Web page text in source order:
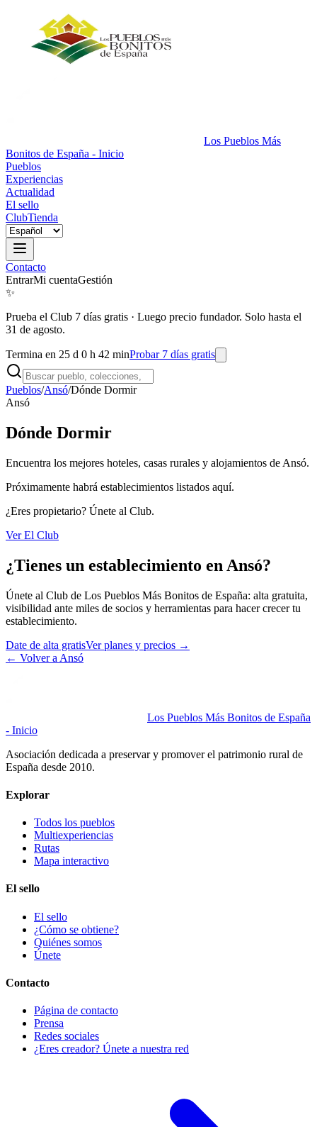
Los Pueblos Más
Bonitos de España - Inicio
Pueblos
Experiencias
Actualidad
El sello
ClubTienda
Contacto
EntrarMi cuentaGestión
✨
Prueba el Club 7 días gratis · Luego precio fundador. Solo hasta el
31 de agosto.
Termina en 25 d 0 h 42 minProbar 7 días gratis
Pueblos/Ansó/Dónde Dormir
Ansó
Dónde Dormir
Encuentra los mejores hoteles, casas rurales y alojamientos de Ansó.
Próximamente habrá establecimientos listados aquí.
¿Eres propietario? Únete al Club.
Ver El Club
¿Tienes un establecimiento en Ansó?
Únete al Club de Los Pueblos Más Bonitos de España: alta gratuita,
visibilidad ante miles de socios y herramientas para hacer crecer tu
establecimiento.
Date de alta gratisVer planes y precios →
← Volver a Ansó
Los Pueblos Más Bonitos de España
- Inicio
Asociación dedicada a preservar y promover el patrimonio rural de
España desde 2010.
Explorar
Todos los pueblos
Multiexperiencias
Rutas
Mapa interactivo
El sello
El sello
¿Cómo se obtiene?
Quiénes somos
Únete
Contacto
Página de contacto
Prensa
Redes sociales
¿Eres creador? Únete a nuestra red